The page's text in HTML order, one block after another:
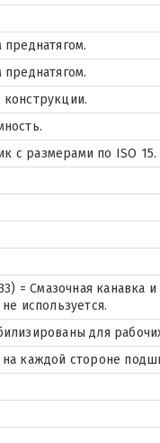
с размерами по ISO 15.
= Смазочная
используется.
для
каждой стороне